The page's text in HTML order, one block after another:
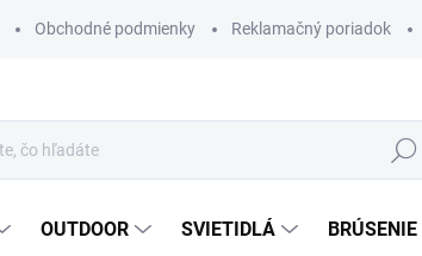
Obchodné podmienky Reklamačný poriadok
Hľadať
OUTDOOR SVIETIDLÁ BRÚSENIE